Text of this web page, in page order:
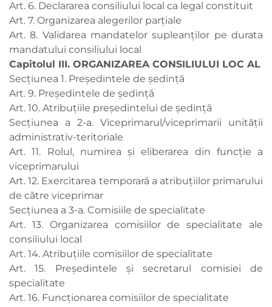
Art. 6. Declararea consiliului local ca legal constituit
Art. 7. Organizarea alegerilor parțiale
Art. 8. Validarea mandatelor supleanților pe durata
mandatului consiliului local
Capitolul III. ORGANIZAREA CONSILIULUI LOC AL
Secțiunea 1. Președintele de ședință
Art. 9. Președintele de ședință
Art. 10. Atribuţiile președintelui de ședință
Secțiunea a 2-a. Viceprimarul/viceprimarii unității
administrativ-teritoriale
Art. 11. Rolul, numirea şi eliberarea din funcție a
viceprimarului
Art. 12. Exercitarea temporară a atribuțiilor primarului
de către viceprimar
Secțiunea a 3-a. Comisiile de specialitate
Art. 13. Organizarea comisiilor de specialitate ale
consiliului local
Art. 14. Atribuţiile comisiilor de specialitate
Art. 15. Președintele şi secretarul comisiei de
specialitate
Art. 16. Funcționarea comisiilor de specialitate